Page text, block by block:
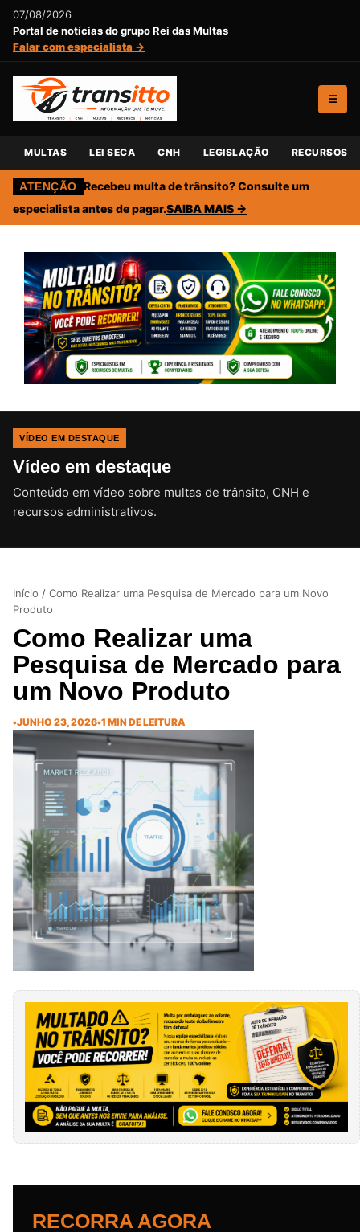
07/08/2026
Portal de notícias do grupo Rei das Multas
Falar com especialista →
☰
MULTAS LEI SECA CNH LEGISLAÇÃO RECURSOS
ATENÇÃO Recebeu multa de trânsito? Consulte um
especialista antes de pagar.SAIBA MAIS →
VÍDEO EM DESTAQUE
Vídeo em destaque
Conteúdo em vídeo sobre multas de trânsito, CNH e
recursos administrativos.CLIQUE PARA ATIVAR O SOM
Início / Como Realizar uma Pesquisa de Mercado para um Novo
Produto
Como Realizar uma
Pesquisa de Mercado para
um Novo Produto
•JUNHO 23, 2026•1 MIN DE LEITURA
RECORRA AGORA